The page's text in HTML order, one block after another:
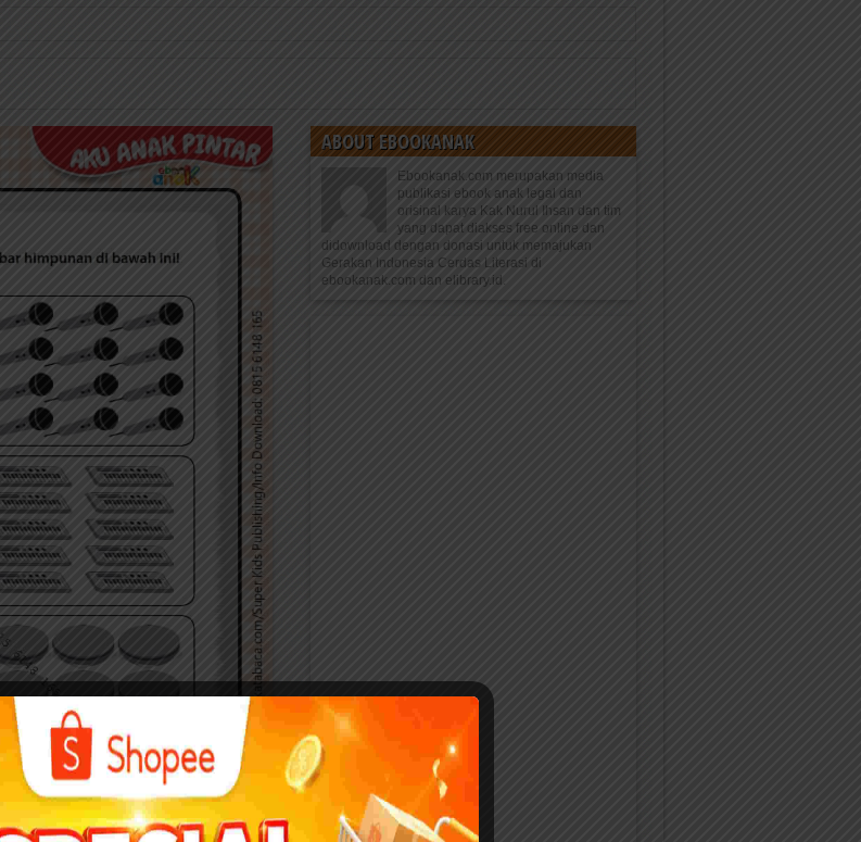
ABOUT EBOOKANAK
Ebookanak.com merupakan media
publikasi ebook anak legal dan
orisinal karya Kak Nurul Ihsan dan tim
yang dapat diakses free online dan
didownload dengan donasi untuk memajukan
Gerakan Indonesia Cerdas Literasi di
ebookanak.com dan elibrary.id.